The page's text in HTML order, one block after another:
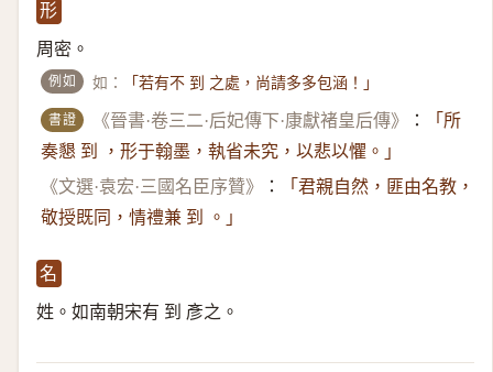
形
周密。
例如 如： 「若有不 到 之處，尚請多多包涵！」
書證 《晉書·卷三二·后妃傳下·康獻褚皇后傳》 ：
「所
奏懇 到 ，形于翰墨，執省未究，以悲以懼。」
《文選·袁宏·三國名臣序贊》
：
「君親自然，匪由名教，
敬授既同，情禮兼 到 。」
名
姓。如南朝宋有 到 彥之。